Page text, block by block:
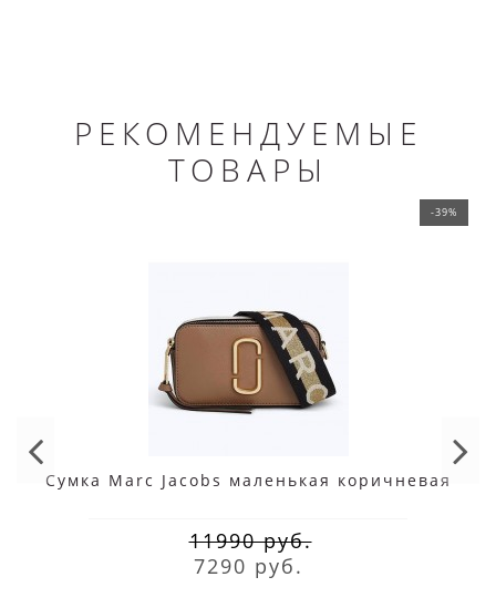
РЕКОМЕНДУЕМЫЕ
ТОВАРЫ
-39%
Сумка Marc Jacobs маленькая коричневая
11990 руб.
7290 руб.